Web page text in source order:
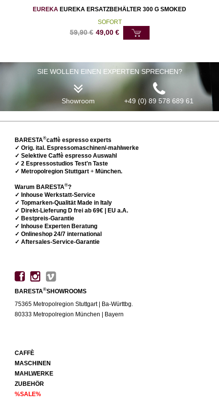
EUREKA EUREKA ERSATZBEHÄLTER 300 G SMOKED
SOFORT
59,90€ 49,00€
SIE WOLLEN EINEN EXPERTEN SPRECHEN?
Showroom +49 (0) 89 578 689 61
BARESTA®caffè espresso experts
✓ Orig. ital. Espressomaschinen/-mahlwerke
✓ Selektive Caffè espresso Auswahl
✓ 2 Espressostudios Test'n Taste
✓ Metropolregion Stuttgart + München.
Warum BARESTA®?
✓ Inhouse Werkstatt-Service
✓ Topmarken-Qualität Made in Italy
✓ Direkt-Lieferung D frei ab 69€ | EU a.A.
✓ Bestpreis-Garantie
✓ Inhouse Experten Beratung
✓ Onlineshop 24/7 international
✓ Aftersales-Service-Garantie
BARESTA®SHOWROOMS
75365 Metropolregion Stuttgart | Ba-Württbg.
80333 Metropolregion München | Bayern
CAFFÈ
MASCHINEN
MAHLWERKE
ZUBEHÖR
%SALE%